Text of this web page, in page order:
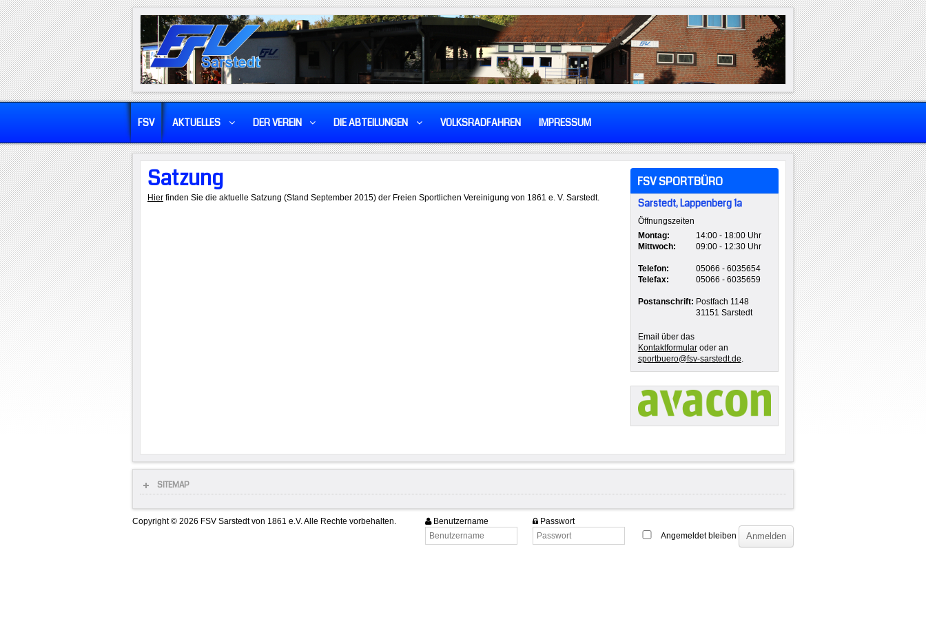
FSV AKTUELLES DER VEREIN DIE ABTEILUNGEN VOLKSRADFAHREN IMPRESSUM
Satzung
Hier finden Sie die aktuelle Satzung (Stand September 2015) der Freien Sportlichen Vereinigung von 1861 e. V. Sarstedt.
FSV SPORTBÜRO
Sarstedt, Lappenberg 1a
Öffnungszeiten
Montag:
14:00 - 18:00 Uhr
Mittwoch:
09:00 - 12:30 Uhr
Telefon:
05066 - 6035654
Telefax:
05066 - 6035659
Postanschrift: Postfach 1148
31151 Sarstedt
Email über das
Kontaktformularoder an
sportbuero@fsv-sarstedt.de.
SITEMAP
Copyright © 2026 FSV Sarstedt von 1861 e.V. Alle Rechte vorbehalten. Benutzername
Passwort
Angemeldet bleiben